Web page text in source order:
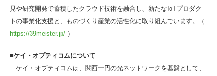
見や研究開発で蓄積したクラウド技術を融合し、新たなIoTプロダク
トの事業化支援と、ものづくり産業の活性化に取り組んでいます。（
https://39meister.jp/ ）
■ケイ・オプティコムについて
ケイ・オプティコムは、関西一円の光ネットワークを基盤として、